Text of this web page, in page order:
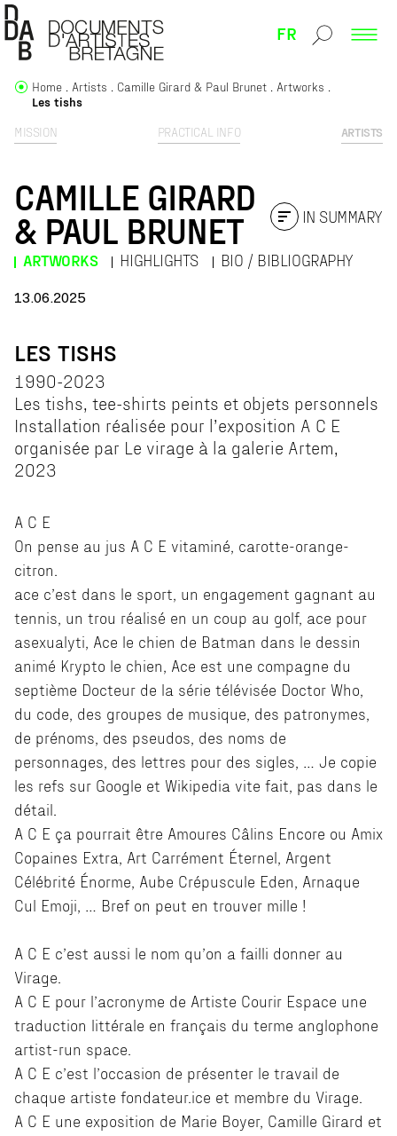
FR
MISSION PRACTICAL INFO ARTISTS
Home Artists Camille Girard & Paul Brunet
Artworks
Les tishs
CAMILLE GIRARD
& PAUL BRUNET
ARTWORKS HIGHLIGHTS BIO / BIBLIOGRAPHY
IN SUMMARY
13.06.2025
LES TISHS
1990-2023
Les tishs, tee-shirts peints et objets personnels
Installation réalisée pour l’exposition A C E
organisée par Le virage à la galerie Artem,
2023
A C E
On pense au jus A C E vitaminé, carotte-orange-
citron.
ace c’est dans le sport, un engagement gagnant au
tennis, un trou réalisé en un coup au golf, ace pour
asexualyti, Ace le chien de Batman dans le dessin
animé Krypto le chien, Ace est une compagne du
septième Docteur de la série télévisée Doctor Who,
du code, des groupes de musique, des patronymes,
de prénoms, des pseudos, des noms de
personnages, des lettres pour des sigles, … Je copie
les refs sur Google et Wikipedia vite fait, pas dans le
détail.
A C E ça pourrait être Amoures Câlins Encore ou Amix
Copaines Extra, Art Carrément Éternel, Argent
Célébrité Énorme, Aube Crépuscule Eden, Arnaque
Cul Emoji, … Bref on peut en trouver mille !
A C E c’est aussi le nom qu’on a failli donner au
Virage.
A C E pour l’acronyme de Artiste Courir Espace une
traduction littérale en français du terme anglophone
artist-run space.
A C E c’est l’occasion de présenter le travail de
chaque artiste fondateur.ice et membre du Virage.
A C E une exposition de Marie Boyer, Camille Girard et